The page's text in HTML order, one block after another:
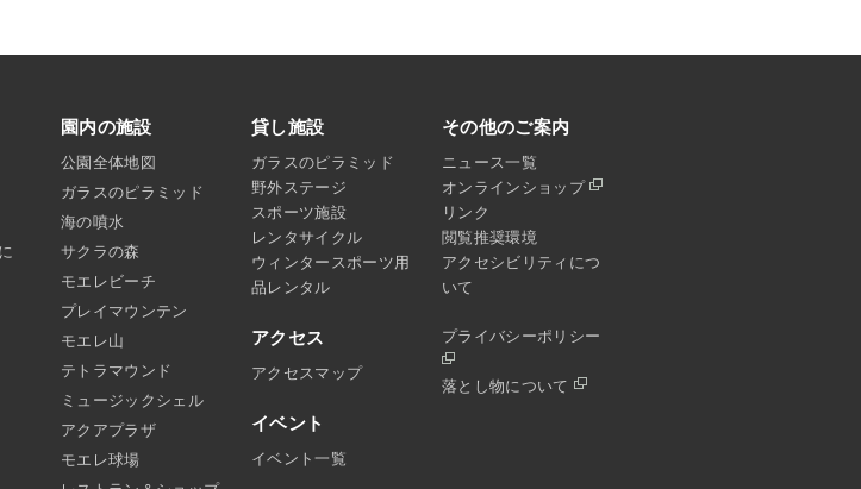
園内の施設
公園全体地図
ガラスのピラミッド
海の噴水
サクラの森
モエレビーチ
プレイマウンテン
モエレ山
テトラマウンド
ミュージックシェル
アクアプラザ
モエレ球場
貸し施設
ガラスのピラミッド
野外ステージ
スポーツ施設
レンタサイクル
ウィンタースポーツ用
品レンタル
アクセス
アクセスマップ
イベント
イベント一覧
その他のご案内
ニュース一覧
オンラインショップ
リンク
閲覧推奨環境
アクセシビリティにつ
いて
プライバシーポリシー
落とし物について